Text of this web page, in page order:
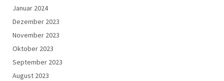
Januar 2024
Dezember 2023
November 2023
Oktober 2023
September 2023
August 2023